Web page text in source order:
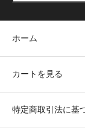
ホーム
カートを見る
特定商取引法に基